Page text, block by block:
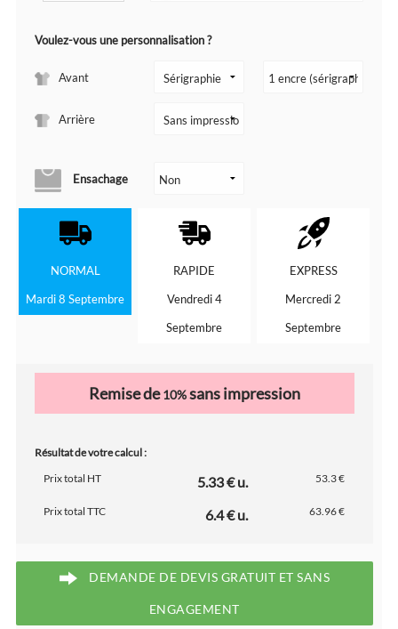
Voulez-vous une personnalisation ?
Avant
Arrière
Ensachage
NORMAL
Mardi 8 Septembre
RAPIDE
Vendredi 4
Septembre
EXPRESS
Mercredi 2
Septembre
Remise de10%sans impression
Résultat de votre calcul :
Prix total HT
5.33 € u. 53.3 €
Prix total TTC 6.4 € u. 63.96 €
DEMANDE DE DEVIS GRATUIT ET SANS
ENGAGEMENT